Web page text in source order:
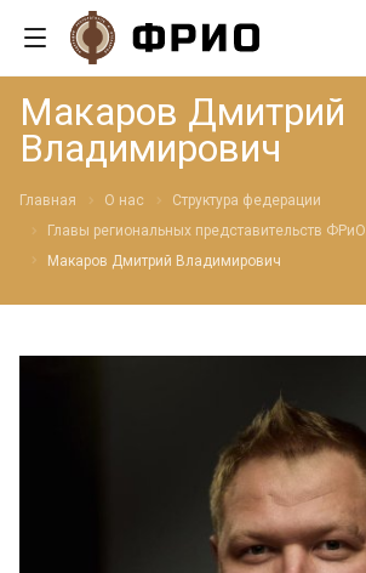
Макаров Дмитрий
Владимирович
Главная О нас
Структура федерации
Главы региональных представительств ФРиО
Макаров Дмитрий Владимирович